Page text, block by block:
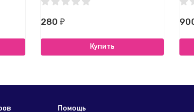
280 ₽
Купить
Помощь